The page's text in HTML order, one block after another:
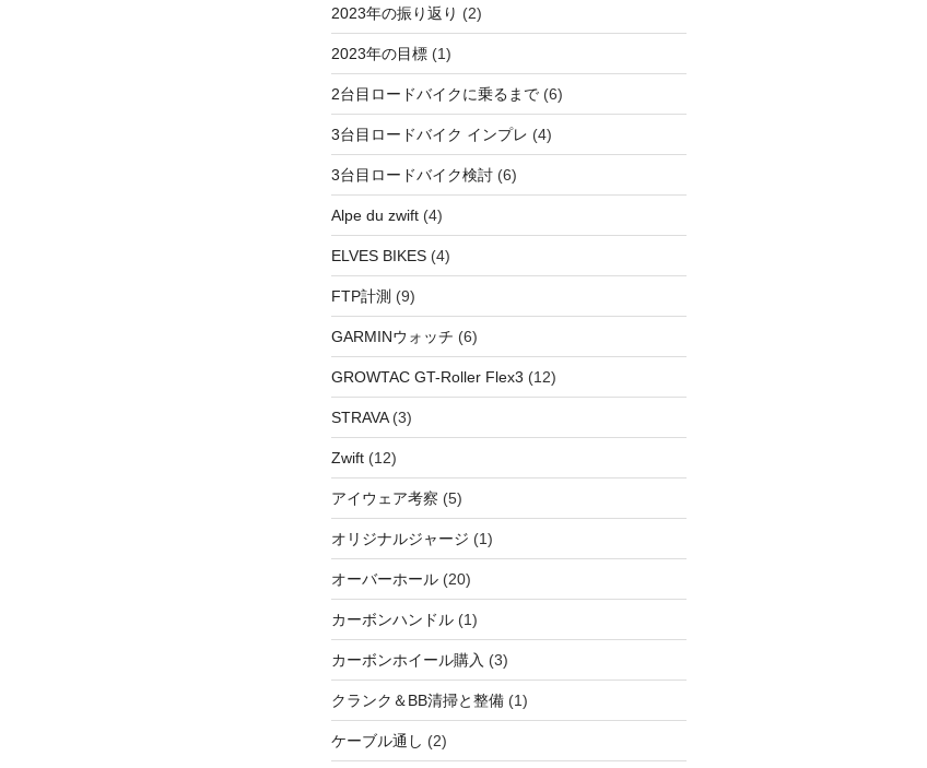
2023年の振り返り (2)
2023年の目標(1)
2台目ロードバイクに乗るまで(6)
3台目ロードバイク インプレ (4)
3台目ロードバイク検討(6)
Alpe du zwift(4)
ELVES BIKES(4)
FTP計測 (9)
GARMINウォッチ (6)
GROWTAC GT-Roller Flex3 (12)
STRAVA(3)
Zwift(12)
アイウェア考察 (5)
オリジナルジャージ (1)
オーバーホール(20)
カーボンハンドル(1)
カーボンホイール購入 (3)
クランク＆BB清掃と整備(1)
ケーブル通し (2)